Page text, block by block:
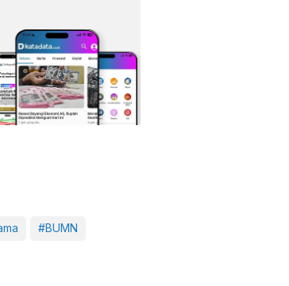
#BUMN